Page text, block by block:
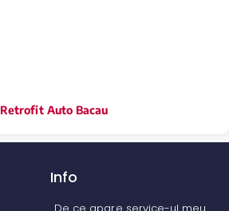
Retrofit Auto Bacau
Info